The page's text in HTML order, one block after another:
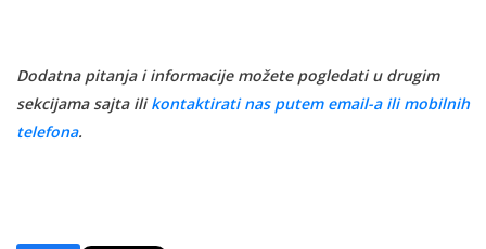
Dodatna pitanja i informacije možete pogledati u drugim
sekcijama sajta ilikontaktirati nas putem email-a ili mobilnih
telefona.